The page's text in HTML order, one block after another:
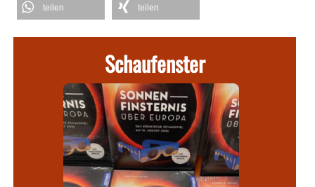
teilen teilen
Schaufenster